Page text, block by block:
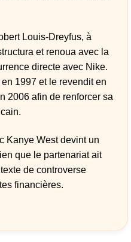
Louis-Dreyfus, à
et renoua avec la
directe avec Nike.
1997 et le revendit en
2006 afin de renforcer sa
Kanye West devint un
que le partenariat ait
de controverse
financières.